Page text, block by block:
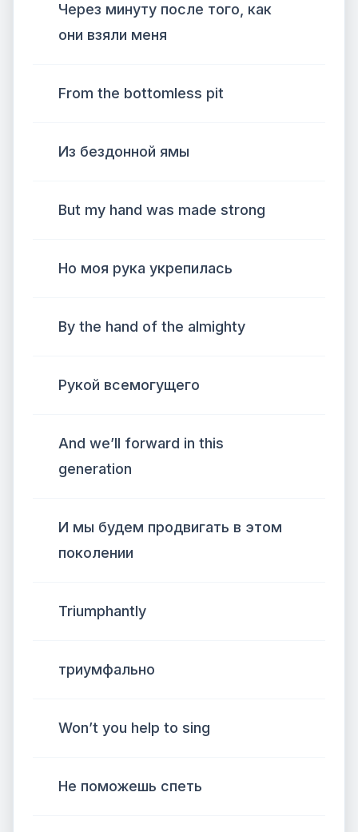
Через минуту после того, как
они взяли меня
From the bottomless pit
Из бездонной ямы
But my hand was made strong
Но моя рука укрепилась
By the hand of the almighty
Рукой всемогущего
And we’ll forward in this
generation
И мы будем продвигать в этом
поколении
Triumphantly
триумфально
Won’t you help to sing
Не поможешь спеть